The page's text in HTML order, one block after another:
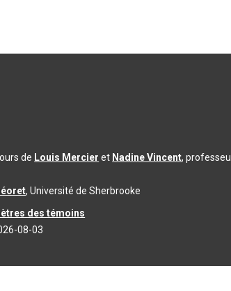
de Louis Mercier et Nadine Vincent,
, Université de Sherbrooke
des témoins
08-03